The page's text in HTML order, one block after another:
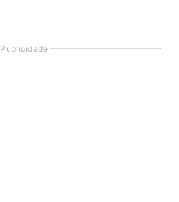
Publicidade